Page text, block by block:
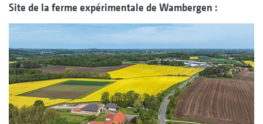
Site de la ferme expérimentale de Wambergen :